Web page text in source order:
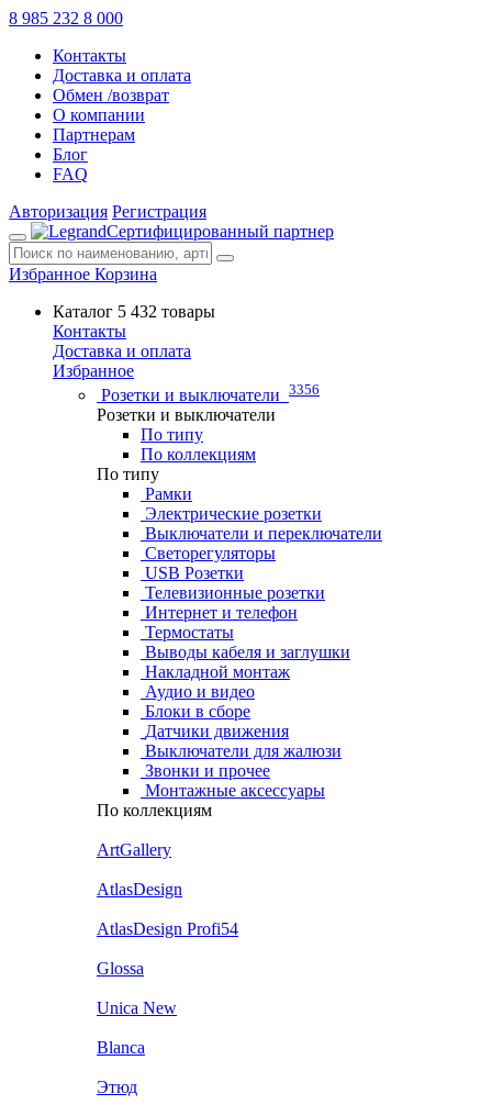
8 985 232 8 000
Контакты
Доставка и оплата
Обмен /возврат
О компании
Партнерам
Блог
FAQ
Авторизация Регистрация
Сертифицированный партнер
Избранное Корзина
Каталог 5 432 товары
Контакты
Доставка и оплата
Избранное
Розетки и выключатели 3356
Розетки и выключатели
По типу
По коллекциям
По типу
Рамки
Электрические розетки
Выключатели и переключатели
Светорегуляторы
USB Розетки
Телевизионные розетки
Интернет и телефон
Термостаты
Выводы кабеля и заглушки
Накладной монтаж
Аудио и видео
Блоки в сборе
Датчики движения
Выключатели для жалюзи
Звонки и прочее
Монтажные аксессуары
По коллекциям
ArtGallery
AtlasDesign
AtlasDesign Profi54
Glossa
Unica New
Blanca
Этюд